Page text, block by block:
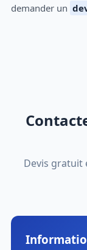
demander un
Devis gratuit